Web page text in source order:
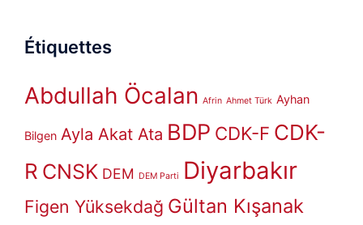
Étiquettes
Abdullah Öcalan Afrin Ahmet Türk Ayhan
Bilgen Ayla Akat Ata BDP CDK-F CDK-
R CNSK DEM DEM Parti Diyarbakır
Figen Yüksekdağ Gültan Kışanak